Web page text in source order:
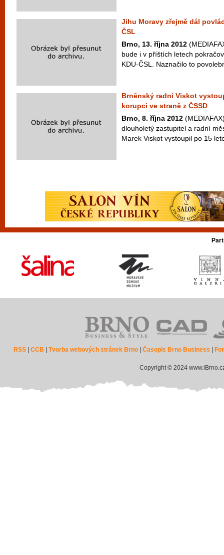
Jihu Moravy zřejmě dál
ČSL
Brno, 13. října 2012
bude i v příštích letech
KDU-ČSL. Naznačilo to
Brněnský radní Viskot
korupci ve straně z ČSSD
Brno, 8. října 2012
dlouholetý zastupitel a radní
Marek Viskot vystoupil po 15
RSS |CCB |Tvorba webových stránek Brno |Časopis Brno Business
Copyright © 2024